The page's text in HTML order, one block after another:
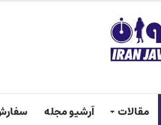
مقالات آرشیو مجله